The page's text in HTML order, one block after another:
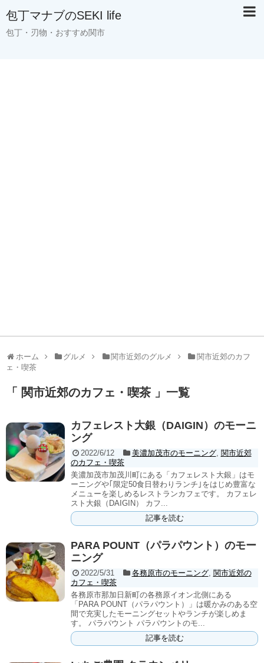
包丁マナブのSEKI life
包丁・刃物・おすすめ関市
ホーム グルメ 関市近郊のグルメ
関市近郊のカフ
ェ・喫茶
「 関市近郊のカフェ・喫茶 」一覧
カフェレスト大銀（DAIGIN）のモーニ
ング
2022/6/12 美濃加茂市のモーニング, 関市近郊
のカフェ・喫茶
美濃加茂市加茂川町にある「カフェレスト大銀」はモ
ーニングや｢限定50食日替わりランチ｣をはじめ豊富な
メニューを楽しめるレストランカフェです。 カフェレ
スト大銀（DAIGIN） カフ...
記事を読む
PARA POUNT（パラパウント）のモー
ニング
2022/5/31 各務原市のモーニング, 関市近郊の
カフェ・喫茶
各務原市那加日新町の各務原イオン北側にある
「PARA POUNT（パラパウント）」は暖かみのある空
間で充実したモーニングセットやランチが楽しめま
す。 パラパウント パラパウントのモ...
記事を読む